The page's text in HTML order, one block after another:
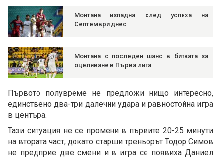
Монтана изпадна след успеха на
Септември днес
Монтана с последен шанс в битката за
оцеляване в Първа лига
Първото полувреме не предложи нищо интересно,
единствено два-три далечни удара и равностойна игра
в центъра.
Тази ситуация не се промени в първите 20-25 минути
на втората част, докато старши треньорът Тодор Симов
не предприе две смени и в игра се появиха Даниел